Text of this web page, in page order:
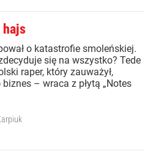
hajs
o katastrofie smoleńskiej.
się na wszystko? Tede
raper, który zauważył,
– wraca z płytą „Notes